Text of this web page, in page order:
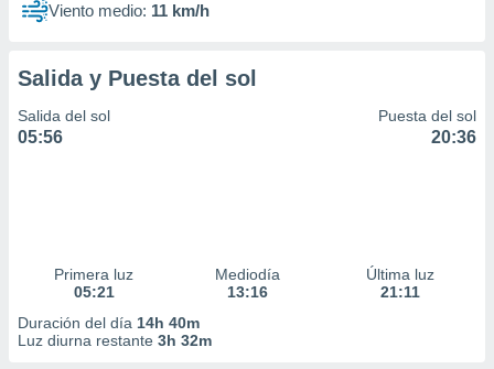
Viento medio: 11 km/h
Salida y Puesta del sol
Salida del sol
05:56
Puesta del sol
20:36
Primera luz
05:21
Mediodía
13:16
Última luz
21:11
Duración del día 14h 40m
Luz diurna restante 3h 32m